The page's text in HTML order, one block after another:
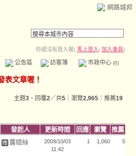
網路城邦
你還沒有登入喔( 馬上登入/ 加入會員)
公告區 訪客簿 市政中心 (0)
主題3 、回覆2／共5 ｜瀏覽2,965 ｜推薦19
發起人 更新時間 回應 瀏覽
推薦
虂嬑絲
2009/10/03
11:42
1 1,060 5